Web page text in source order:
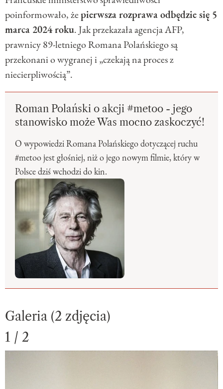
poinformowało, żepierwsza rozprawa odbędzie się 5
marca 2024 roku. Jak przekazała agencja AFP,
prawnicy 89-letniego Romana Polańskiego są
przekonani o wygranej i „czekają na proces z
niecierpliwością”.
Roman Polański o akcji #metoo - jego
stanowisko może Was mocno zaskoczyć!
O wypowiedzi Romana Polańskiego dotyczącej ruchu
#metoo jest głośniej, niż o jego nowym filmie, który w
Polsce dziś wchodzi do kin.
Galeria (2 zdjęcia)
1 / 2